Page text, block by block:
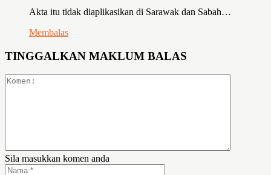
Akta itu tidak diaplikasikan di Sarawak dan Sabah…
Membalas
TINGGALKAN MAKLUM BALAS
Sila masukkan komen anda